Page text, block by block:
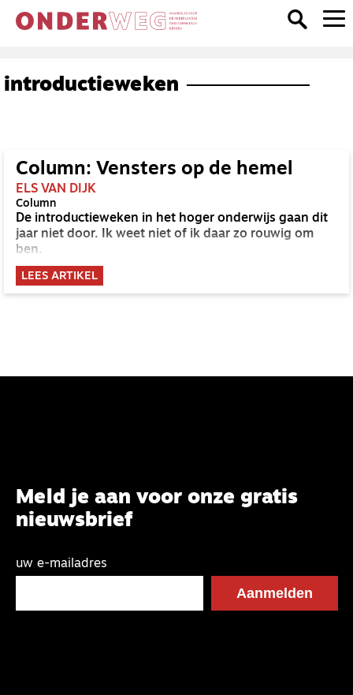
introductieweken
Column: Vensters op de hemel
ELS VAN DIJK
Column
De introductieweken in het hoger onderwijs gaan dit
jaar niet door. Ik weet niet of ik daar zo rouwig om
ben.
LEES ARTIKEL
Meld je aan voor onze gratis
nieuwsbrief
uw e-mailadres